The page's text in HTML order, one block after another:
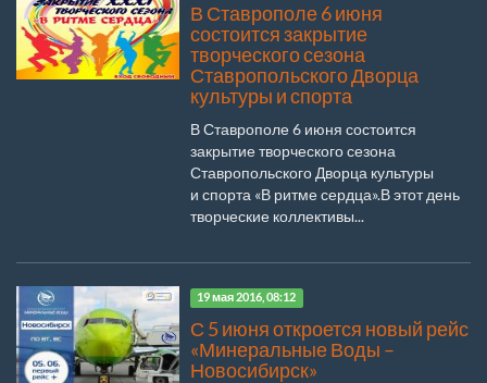
В Ставрополе 6 июня
состоится закрытие
творческого сезона
Ставропольского Дворца
культуры и спорта
В Ставрополе 6 июня состоится
закрытие творческого сезона
Ставропольского Дворца культуры
и спорта «В ритме сердца».В этот день
творческие коллективы...
19 мая 2016, 08:12
С 5 июня откроется новый рейс
«Минеральные Воды –
Новосибирск»